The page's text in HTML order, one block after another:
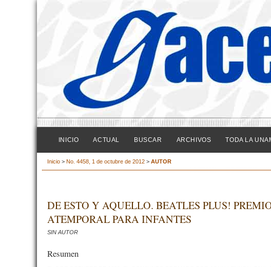
INICIO ACTUAL BUSCAR ARCHIVOS TODA LA
Inicio > No. 4458, 1 de octubre de 2012 > AUTOR
DE ESTO Y AQUELLO. ­BEATLES PLUS!
ATEMPORAL PARA INFANTES
SIN AUTOR
Resumen